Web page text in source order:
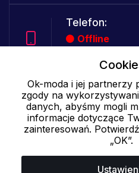
Telefon:
Offline
Cookies - szczegółowe ustawienia
prywatności
Ok-moda i jej partnerzy
zgody na
danych, abyśmy mogli
informacje dotyczące
zainteresowań.
„OK”.